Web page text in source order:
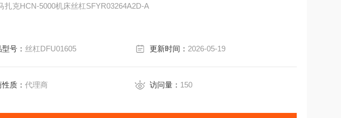
扎克HCN-5000机床丝杠SFYR03264A2D-A
号： 丝杠DFU01605 更新时间： 2026-05-19
性质：代理商 访问量： 150